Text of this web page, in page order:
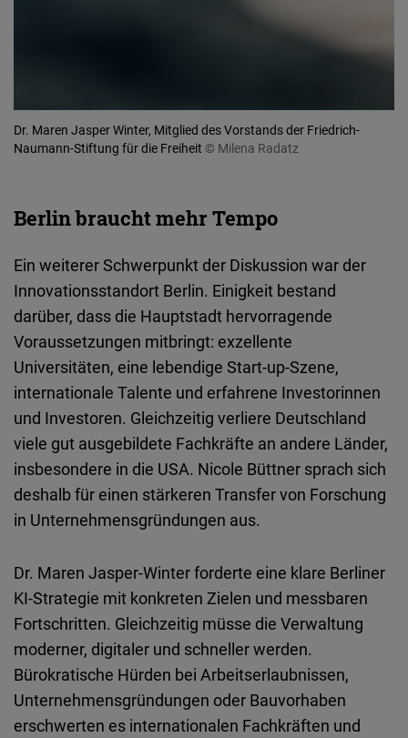
Dr. Maren Jasper Winter, Mitglied des Vorstands der Friedrich-
Naumann-Stiftung für die Freiheit © Milena Radatz
Berlin braucht mehr Tempo
Ein weiterer Schwerpunkt der Diskussion war der
Innovationsstandort Berlin. Einigkeit bestand
darüber, dass die Hauptstadt hervorragende
Voraussetzungen mitbringt: exzellente
Universitäten, eine lebendige Start-up-Szene,
internationale Talente und erfahrene Investorinnen
und Investoren. Gleichzeitig verliere Deutschland
viele gut ausgebildete Fachkräfte an andere Länder,
insbesondere in die USA. Nicole Büttner sprach sich
deshalb für einen stärkeren Transfer von Forschung
in Unternehmensgründungen aus.
Dr. Maren Jasper-Winter forderte eine klare Berliner
KI-Strategie mit konkreten Zielen und messbaren
Fortschritten. Gleichzeitig müsse die Verwaltung
moderner, digitaler und schneller werden.
Bürokratische Hürden bei Arbeitserlaubnissen,
Unternehmensgründungen oder Bauvorhaben
erschwerten es internationalen Fachkräften und